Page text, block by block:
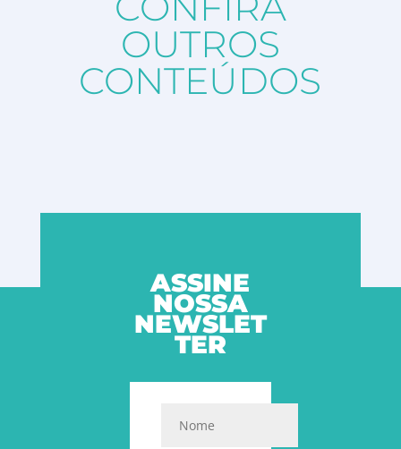
OUTROS
CONTEÚDOS
ASSINE
NOSSA
NEWSLET
TER